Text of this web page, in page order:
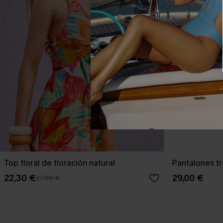
Top floral de floración natural
22,30 €27,90 €
Pantalones
29,00 €